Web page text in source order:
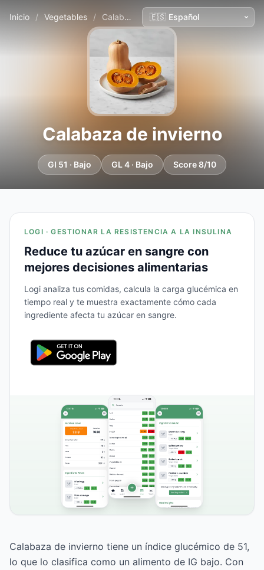
Inicio / Vegetables / Calabaza de invierno
Calabaza de invierno
GI 51 · Bajo GL 4 · Bajo Score 8/10
LOGI · GESTIONAR LA RESISTENCIA A LA INSULINA
Reduce tu azúcar en sangre con
mejores decisiones alimentarias
Logi analiza tus comidas, calcula la carga glucémica en
tiempo real y te muestra exactamente cómo cada
ingrediente afecta tu azúcar en sangre.
Calabaza de invierno tiene un índice glucémico de 51,
lo que lo clasifica como un alimento de IG bajo. Con